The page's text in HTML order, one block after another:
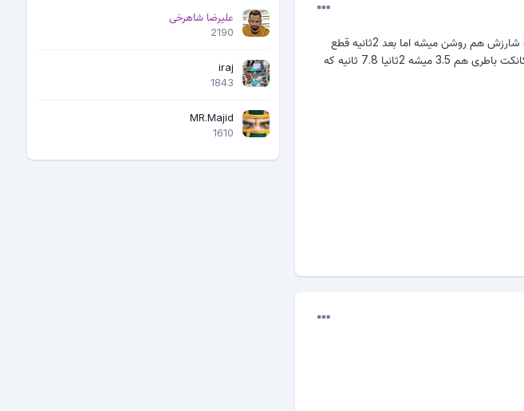
گوشی با زدن به شارز علامت شارز یه لحظه میاد لامپ بالای مربوط به شارزش هم روشن میشه اما بعد 2ثانیه قطع
میشه 7.8ثانیه دوباره 2 ثانیه شارز میکنه و...........ادامه داره ولتاز سر کانکت باطری هم 3.5 میشه 2ثانیا 7.8 ثانیه که
علیرضا شاهرخی
2190
iraj
1843
MR.Majid
1610